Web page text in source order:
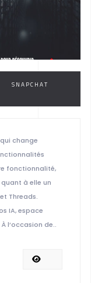
SNAPCHAT
change
fonctionnalité,
à elle un
Threads.
IA, espace
l’occasion de..